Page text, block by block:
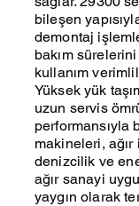
bileşen
demontaj
bakım sürelerini
kullanım
Yüksek yük
uzun servis
performansıyla
makineleri,
denizcilik ve
ağır sanayi
yaygın olarak